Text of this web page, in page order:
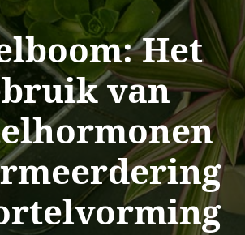
Het
van